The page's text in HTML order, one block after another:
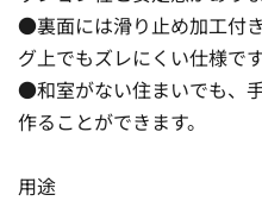
●裏面には滑り止め加工付
グ上でもズレにくい仕様です
●和室がない住まいでも、
作ることができます。
用途